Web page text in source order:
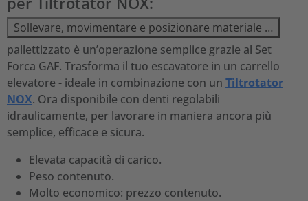
Sollevare, movimentare e posizionare materiale …
pallettizzato è un’operazione semplice grazie al Set
Forca GAF. Trasforma il tuo escavatore in un carrello
elevatore - ideale in combinazione con un Tiltrotator
NOX. Ora disponibile con denti regolabili
idraulicamente, per lavorare in maniera ancora più
semplice, efficace e sicura.
Elevata capacità di carico.
Peso contenuto.
Molto economico: prezzo contenuto.